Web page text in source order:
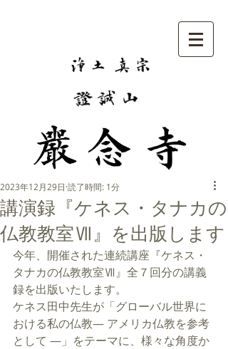
講演録『ケネス・タナカの
仏教教室Ⅶ』を出版します
2023年12月29日 読了時間: 1分
今年、開催された連続講座『ケネス・
タナカの仏教教室Ⅶ』全７回分の講義
録を出版いたします。
ケネス田中先生が「グローバル世界に
おける私の仏教― アメリカ仏教を参考
として ―」をテーマに、様々な角度か